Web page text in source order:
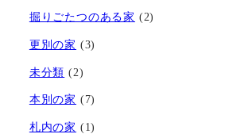
掘りごたつのある家 (2)
更別の家 (3)
未分類 (2)
本別の家 (7)
札内の家 (1)